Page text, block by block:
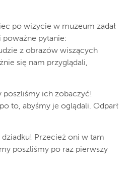
po wizycie w muzeum zadał
pytanie:
z obrazów wiszących
się nam przyglądali,
poszliśmy ich zobaczyć!
to, abyśmy je oglądali. Odparł
dziadku! Przecież oni w tam
poszliśmy po raz pierwszy